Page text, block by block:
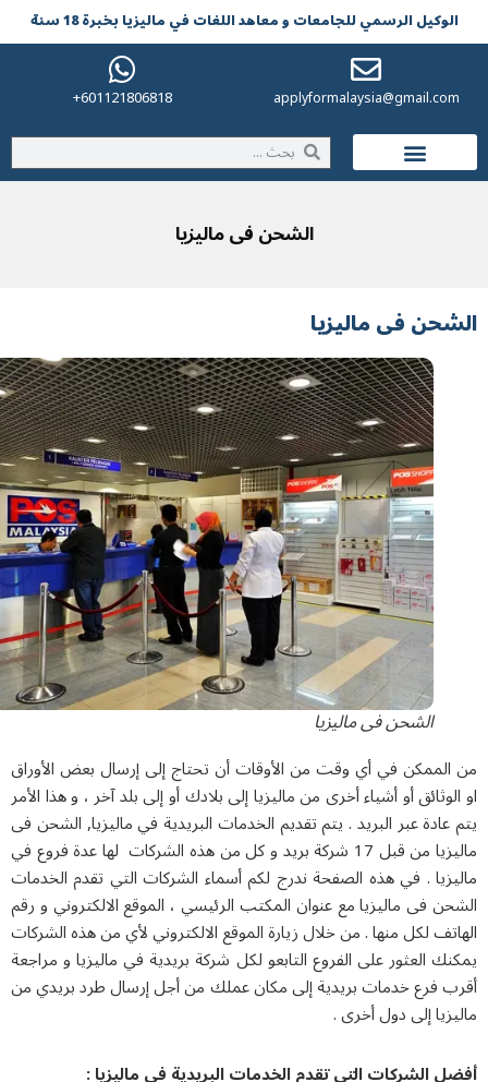
الرسمي للجامعات و معاهد اللغات في مالیزیا بخبرة 18 سنة
601121806818+
الشحن فی ماليزيا
فی ماليزيا
الشحن فی ماليزيا
في أي وقت من الأوقات أن تحتاج إلى إرسال بعض الأوراق
أو أشياء أخرى من ماليزيا إلى بلادك أو إلى بلد آخر ، و هذا الأمر
عبر البريد . يتم تقديم الخدمات البريدية في ماليزيا, الشحن فی
ماليزيا من قبل 17 شركة بريد و كل من هذه الشركات لها عدة فروع في
. في هذه الصفحة ندرج لكم أسماء الشركات التي تقدم الخدمات
فی ماليزيا مع عنوان المكتب الرئيسي ، الموقع الالكتروني و رقم
لكل منها . من خلال زيارة الموقع الالكتروني لأي من هذه الشركات
العثور على الفروع التابعو لكل شركة بريدية في ماليزيا و مراجعة
فرع خدمات بريدية إلى مكان عملك من أجل إرسال طرد بريدي من
إلى دول أخرى .
الشركات التي تقدم الخدمات البريدية في ماليزيا :